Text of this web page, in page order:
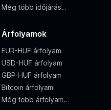
Még több időjárás…
Árfolyamok
EUR-HUF árfolyam
USD-HUF árfolyam
GBP-HUF árfolyam
Bitcoin árfolyam
Még több árfolyam…